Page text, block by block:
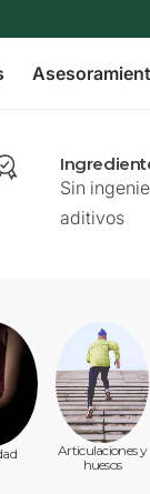
Sin
aditivos
Articulaciones y
huesos